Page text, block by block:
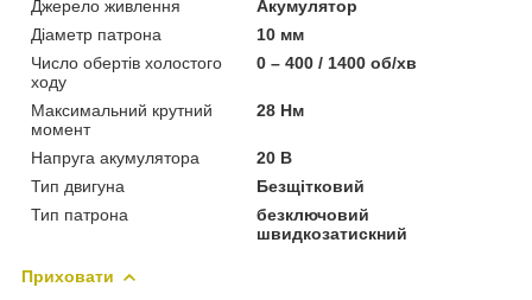
Джерело живлення
Акумулятор
Діаметр патрона
10 мм
Число обертів холостого
ходу
0 – 400 / 1400 об/хв
Максимальний крутний
момент
28 Нм
Напруга акумулятора
20 В
Тип двигуна
Безщітковий
Тип патрона
безключовий
швидкозатискний
Приховати